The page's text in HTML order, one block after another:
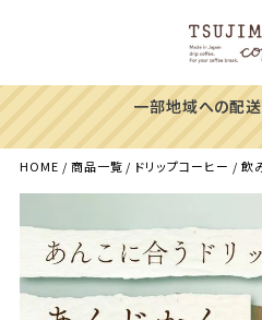
一部地域への配
HOME 商品一覧 ドリップコーヒー 飲